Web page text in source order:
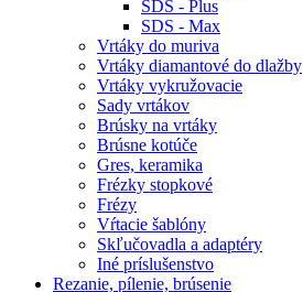
SDS - Plus
SDS - Max
Vrtáky do muriva
Vrtáky diamantové do dlažby
Vrtáky vykružovacie
Sady vrtákov
Brúsky na vrtáky
Brúsne kotúče
Gres, keramika
Frézky stopkové
Frézy
Vŕtacie šablóny
Skľučovadla a adaptéry
Iné príslušenstvo
Rezanie, pílenie, brúsenie